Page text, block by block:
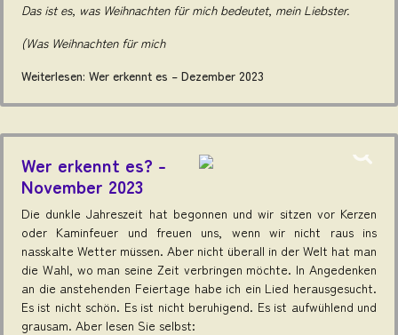
Das ist es, was Weihnachten für mich bedeutet, mein Liebster.
(Was Weihnachten für mich
Weiterlesen: Wer erkennt es – Dezember 2023
Wer erkennt es? -
November 2023
Die dunkle Jahreszeit hat begonnen und wir sitzen vor Kerzen
oder Kaminfeuer und freuen uns, wenn wir nicht raus ins
nasskalte Wetter müssen. Aber nicht überall in der Welt hat man
die Wahl, wo man seine Zeit verbringen möchte. In Angedenken
an die anstehenden Feiertage habe ich ein Lied herausgesucht.
Es ist nicht schön. Es ist nicht beruhigend. Es ist aufwühlend und
grausam. Aber lesen Sie selbst: